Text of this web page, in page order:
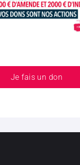
Je fais un don